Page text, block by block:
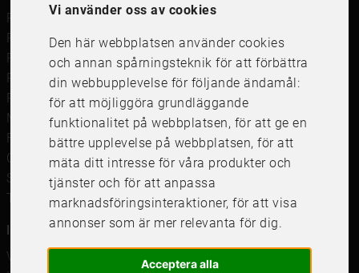
Vi använder oss av cookies
Den här webbplatsen använder cookies
och annan spårningsteknik för att förbättra
din webbupplevelse för följande ändamål:
för att möjliggöra grundläggande
funktionalitet på webbplatsen, för att ge en
bättre upplevelse på webbplatsen,för att
mäta ditt intresse för våra produkter och
tjänster och för att anpassa
marknadsföringsinteraktioner,för att visa
annonser som är mer relevanta för dig.
Acceptera alla
Ramar
Ramar till Samsung The Frame
Ramverkstad & inramning
Passepartout
Posters
Måttbeställd passepartout
Framkalla bilder
Canvastavla
Studentskylt och studentplakat
Tavelkrok
Information
Våra butiker